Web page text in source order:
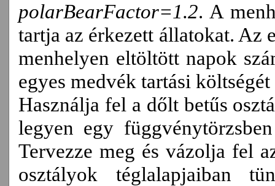
polarBearFactor=1.2. A
tartja az érkezett állatokat. Az
menhelyen eltöltött napok
egyes medvék tartási költségét
Használja fel a dőlt betűs
legyen egy
Tervezze meg és vázolja fel
osztályok téglalapjaiban